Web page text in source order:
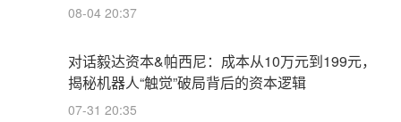
08-04 20:37
对话毅达资本&帕西尼：成本从10万元到199元，
揭秘机器人“触觉”破局背后的资本逻辑
07-31 20:35